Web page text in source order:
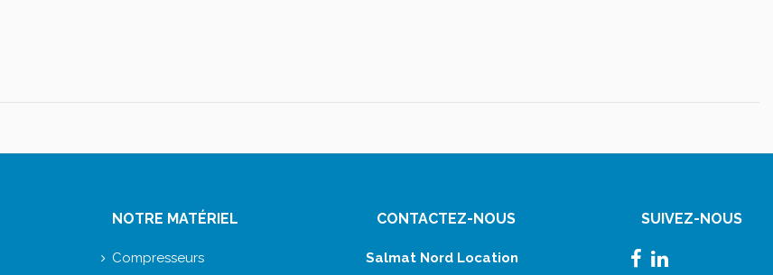
NOTRE MATÉRIEL
Compresseurs
CONTACTEZ-NOUS
Salmat Nord Location
SUIVEZ-NOUS